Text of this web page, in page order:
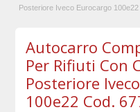
Posteriore Iveco Eurocargo
Autocarro
Per Rifiuti Con
Posteriore
100e22 Cod.